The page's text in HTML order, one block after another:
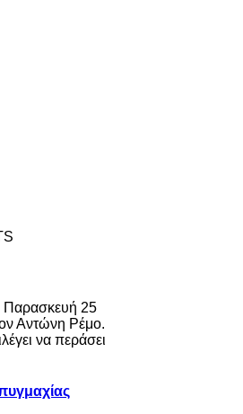
Παρασκευή 25
Αντώνη Ρέμο.
να περάσει